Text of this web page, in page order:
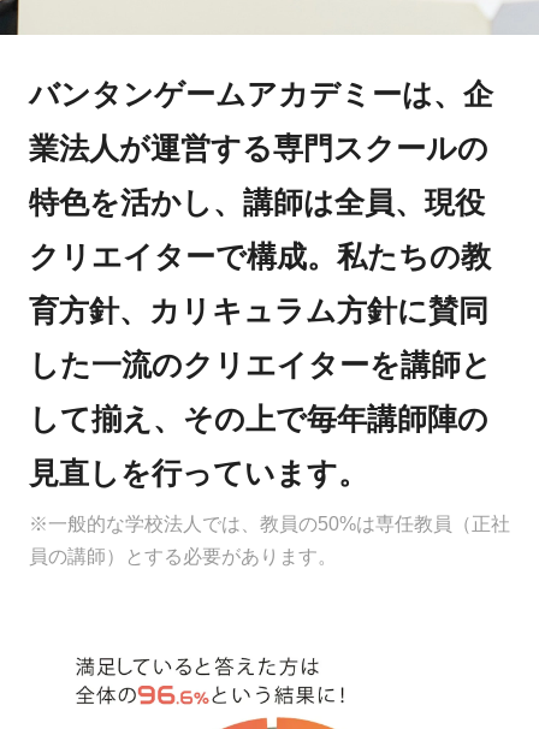
バンタンゲームアカデミーは、企
業法人が運営する専門スクールの
特色を活かし、講師は全員、現役
クリエイターで構成。私たちの教
育方針、カリキュラム方針に賛同
した一流のクリエイターを講師と
して揃え、その上で毎年講師陣の
見直しを行っています。
※一般的な学校法人では、教員の50%は専任教員（正社
員の講師）とする必要があります。